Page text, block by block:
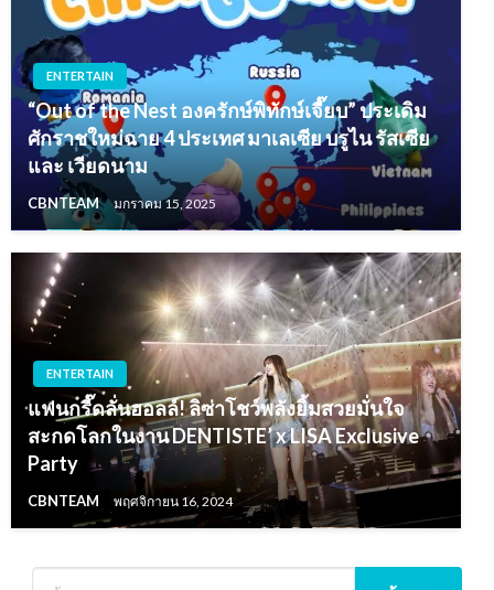
ENTERTAIN
“Out of the Nest องครักษ์พิทักษ์เจี๊ยบ” ประเดิม
ศักราชใหม่ฉาย 4 ประเทศ มาเลเซีย บรูไน รัสเซีย
และ เวียดนาม
CBNTEAM มกราคม 15, 2025
ENTERTAIN
แฟนกรี๊ดลั่นฮอลล์! ลิซ่าโชว์พลังยิ้มสวยมั่นใจ
สะกดโลกในงาน DENTISTE’ x LISA Exclusive
Party
CBNTEAM พฤศจิกายน 16, 2024